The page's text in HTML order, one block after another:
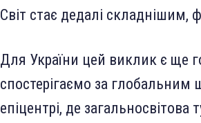
Світ стає дедалі складнішим,
Для України цей виклик є ще
спостерігаємо за
епіцентрі, де